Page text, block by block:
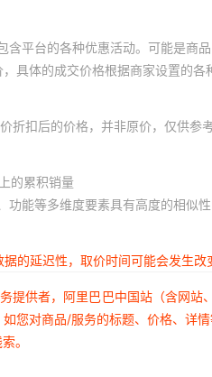
平台的各种优惠活动。可能是商
具体的成交价格根据商家设置的各
扣后的价格，并非原价，仅供参考
的累积销量
能等多维度要素具有高度的相似
的延迟性，取价时间可能会发生改
提供者，阿里巴巴中国站（含网
您对商品/服务的标题、价格、详
。